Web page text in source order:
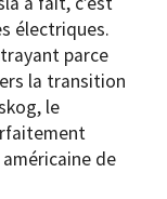
électriques.
parce
la transition
le
de